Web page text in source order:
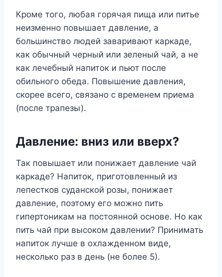
Кроме того, любая горячая пища или питье
неизменно повышает давление, а
большинство людей заваривают каркаде,
как обычный черный или зеленый чай, а не
как лечебный напиток и пьют после
обильного обеда. Повышение давления,
скорее всего, связано с временем приема
(после трапезы).
Давление: вниз или вверх?
Так повышает или понижает давление чай
каркаде? Напиток, приготовленный из
лепестков суданской розы, понижает
давление, поэтому его можно пить
гипертоникам на постоянной основе. Но как
пить чай при высоком давлении? Принимать
напиток лучше в охлажденном виде,
несколько раз в день (не более 5).